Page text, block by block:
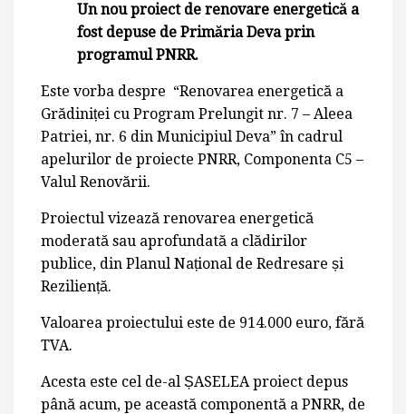
Un nou proiect de renovare energetică a
fost depuse de Primăria Deva prin
programul PNRR.
Este vorba despre “Renovarea energetică a
Grădiniței cu Program Prelungit nr. 7 – Aleea
Patriei, nr. 6 din Municipiul Deva” în cadrul
apelurilor de proiecte PNRR, Componenta C5 –
Valul Renovării.
Proiectul vizează renovarea energetică
moderată sau aprofundată a clădirilor
publice, din Planul Național de Redresare și
Reziliență.
Valoarea proiectului este de 914.000 euro, fără
TVA.
Acesta este cel de-al ȘASELEA proiect depus
până acum, pe această componentă a PNRR, de